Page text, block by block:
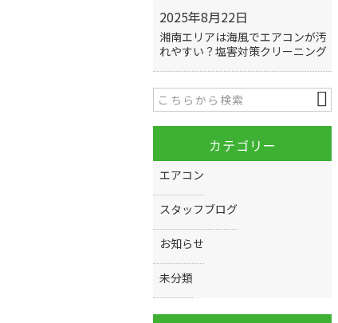
湘南エリアは海風でエアコンが汚
れやすい？塩害対策クリーニング
2025年8月22日
カテゴリー
エアコン
スタッフブログ
お知らせ
未分類